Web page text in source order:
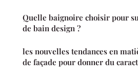
Quelle baignoire choisir pour
de bain design ?
les nouvelles tendances en
de façade pour donner du